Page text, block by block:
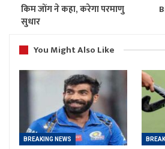
किम जोंग ने कहा, करेगा परमाणु
सुधार
You Might Also Like
BREAKING NEWS